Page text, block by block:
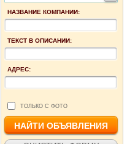
НАЗВАНИЕ КОМПАНИИ:
ТЕКСТ В ОПИСАНИИ:
АДРЕС:
ТОЛЬКО С ФОТО